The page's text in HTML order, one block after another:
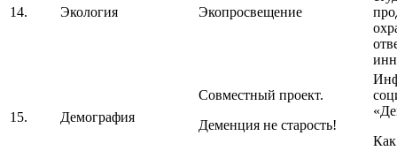
14. Экология Экопросвещение
15. Демография
Совместный проект.
Деменция не старость!